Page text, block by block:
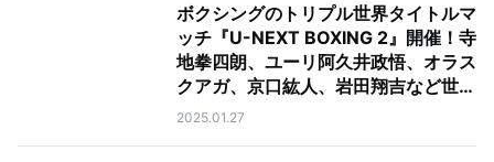
ボクシングのトリプル世界タイトルマ
ッチ『U-NEXT BOXING 2』開催！寺
地拳四朗、ユーリ阿久井政悟、オラス
クアガ、京口紘人、岩田翔吉など世界
王者らが続々参戦！U-NEXTで独占ラ
2025.01.27